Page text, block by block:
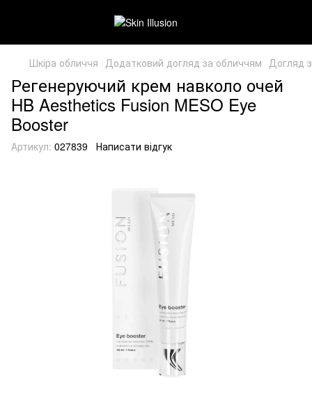
Шкіра обличчя Додатковий догляд за обличчям Догляд
Регенеруючий крем навколо очей
HB Aesthetics Fusion MESO Eye
Booster
Артикул: 027839 Написати відгук